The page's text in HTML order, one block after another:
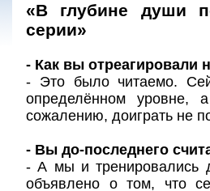
«В глубине души
серии»
- Как вы отреагировали
- Это было читаемо.
определённом уровне,
сожалению, доиграть не
- Вы до-последнего
- А мы и тренировались
объявлено о том, что